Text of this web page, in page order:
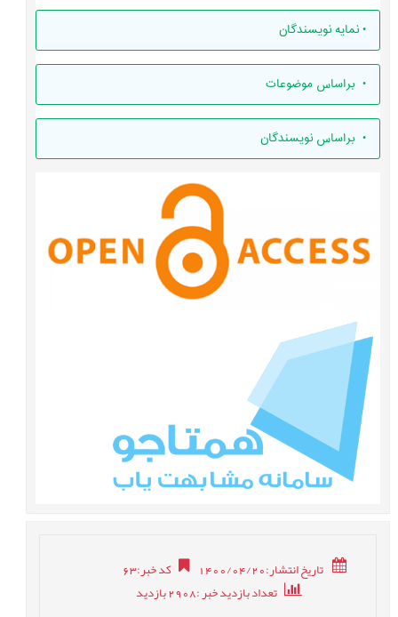
•نمایه نویسندگان
• براساس موضوعات
• براساس نویسندگان
تاریخ انتشار:1400/04/20 کد خبر:
63
تعداد بازدید خبر:2908 بازدید